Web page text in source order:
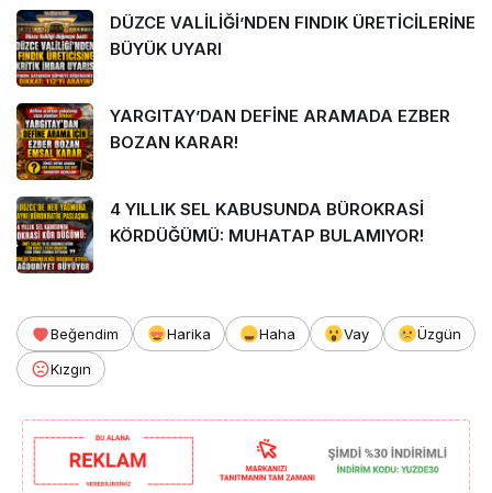
DÜZCE VALİLİĞİ’NDEN FINDIK ÜRETİCİLERİNE
BÜYÜK UYARI
YARGITAY’DAN DEFİNE ARAMADA EZBER
BOZAN KARAR!
4 YILLIK SEL KABUSUNDA BÜROKRASİ
KÖRDÜĞÜMÜ: MUHATAP BULAMIYOR!
Beğendim Harika Haha Vay
Üzgün
Kızgın